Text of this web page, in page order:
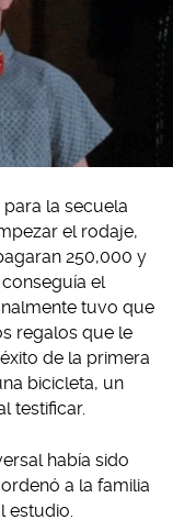
la secuela
el rodaje,
250,000 y
el
tuvo que
regalos que le
de la primera
bicicleta, un
testificar.
había sido
a la familia
estudio.